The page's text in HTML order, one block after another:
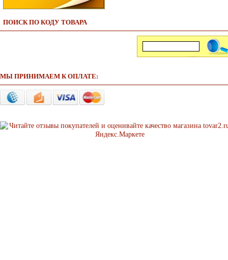
ПОИСК ПО КОДУ ТОВАРА
МЫ ПРИНИМАЕМ К ОПЛАТЕ: